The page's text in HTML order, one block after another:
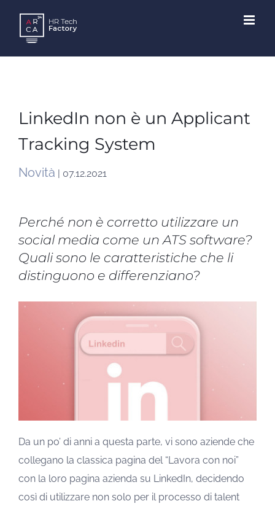
content
LinkedIn non è un Applicant
Tracking System
Novità | 07.12.2021
Perché non è corretto utilizzare un
social media come un ATS software?
Quali sono le caratteristiche che li
distinguono e differenziano?
Da un po’ di anni a questa parte, vi sono aziende che
collegano la classica pagina del “Lavora con noi”
con la loro pagina azienda su LinkedIn, decidendo
così di utilizzare non solo per il processo di talent